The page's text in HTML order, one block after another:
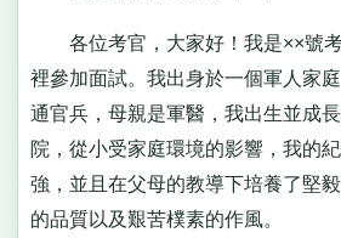
各位考官，大家好！我是××號考
裡參加面試。我出身於一個軍人家
通官兵，母親是軍醫，我出生並成
院，從小受家庭環境的影響，我的
強，並且在父母的教導下培養了堅
的品質以及艱苦樸素的作風。